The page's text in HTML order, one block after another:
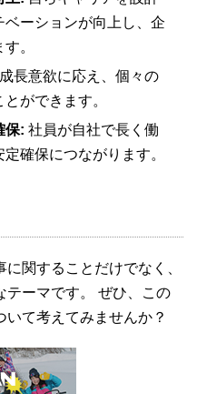
ーションが向上し、企
。
長意欲に応え、個々の
ができます。
保: 社員が自社で長く働
確保につながります。
関することだけでなく、
テーマです。 ぜひ、この
て考えてみませんか？